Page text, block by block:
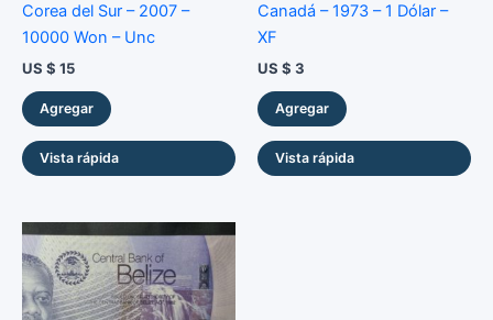
Corea del Sur – 2007 –
10000 Won – Unc
US $ 15
Agregar
Vista rápida
Canadá – 1973 – 1 Dólar –
XF
US $ 3
Agregar
Vista rápida